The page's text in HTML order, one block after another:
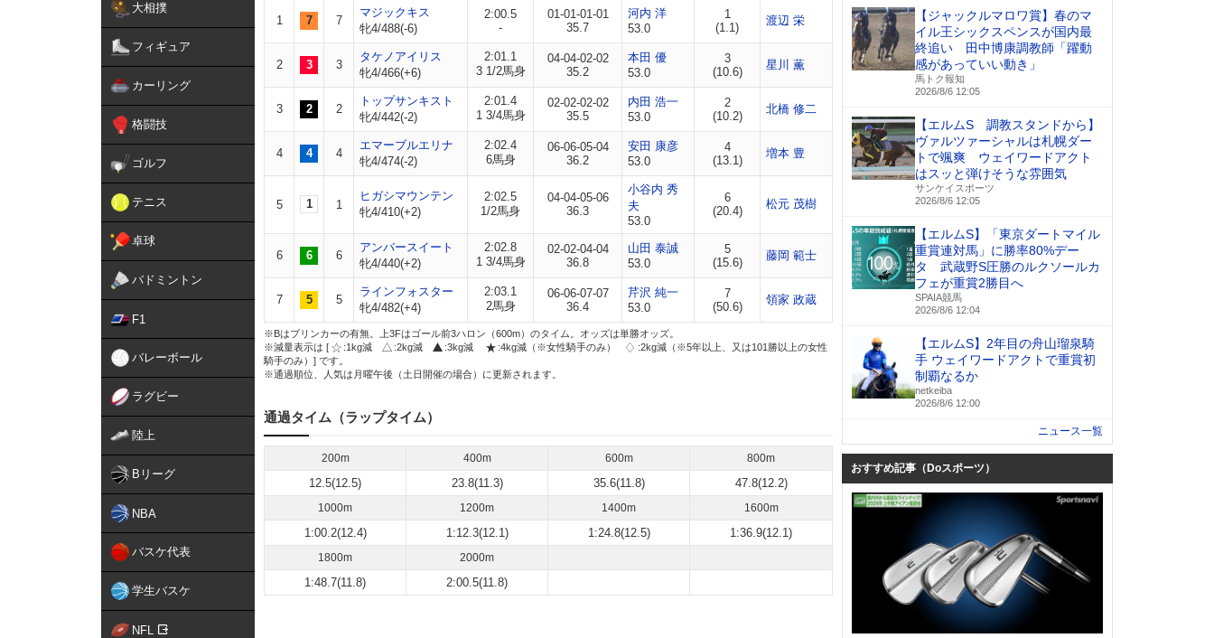
大相撲
フィギュア
カーリング
格闘技
ゴルフ
テニス
卓球
バドミントン
F1
バレーボール
ラグビー
陸上
Bリーグ
NBA
バスケ代表
学生バスケ
NFL
1 7 7
マジックキス
牝4/488(-6)
2:00.5
-
01-01-01-01
35.7
河内 洋
53.0
1
(1.1)
渡辺 栄
2 3 3
タケノアイリス
牝4/466(+6)
2:01.1
3 1/2馬身
04-04-02-02
35.2
本田 優
53.0
3
(10.6)
星川 薫
3 2 2
トップサンキスト
牝4/442(-2)
2:01.4
1 3/4馬身
02-02-02-02
35.5
内田 浩一
53.0
2
(10.2)
北橋 修二
4 4 4
エマーブルエリナ
牝4/474(-2)
2:02.4
6馬身
06-06-05-04
36.2
安田 康彦
53.0
4
(13.1)
増本 豊
5 1 1
ヒガシマウンテン
牝4/410(+2)
2:02.5
1/2馬身
04-04-05-06
36.3
小谷内 秀
夫
53.0
6
(20.4)
松元 茂樹
6 6 6
アンバースイート
牝4/440(+2)
2:02.8
1 3/4馬身
02-02-04-04
36.8
山田 泰誠
53.0
5
(15.6)
藤岡 範士
7 5 5
ラインフォスター
牝4/482(+4)
2:03.1
2馬身
06-06-07-07
36.4
芹沢 純一
53.0
7
(50.6)
領家 政蔵
※Bはブリンカーの有無。上3Fはゴール前3ハロン（600m）のタイム。オッズは単勝オッズ。
※減量表示は [
:1kg減 :2kg減 :3kg減 :4kg減（※女性騎手のみ）
:2kg減（※5年以上、又は101勝以上の女性
騎手のみ）] です。
※通過順位、人気は月曜午後（土日開催の場合）に更新されます。
通過タイム（ラップタイム）
200m 400m 600m 800m
12.5(12.5) 23.8(11.3) 35.6(11.8) 47.8(12.2)
1000m 1200m 1400m 1600m
1:00.2(12.4) 1:12.3(12.1) 1:24.8(12.5) 1:36.9(12.1)
1800m 2000m
1:48.7(11.8) 2:00.5(11.8)
【ジャックルマロワ賞】春のマ
イル王シックスペンスが国内最
終追い 田中博康調教師「躍動
感があっていい動き」
馬トク報知
2026/8/6 12:05
【エルムS 調教スタンドから】
ヴァルツァーシャルは札幌ダー
トで颯爽 ウェイワードアクト
はスッと弾けそうな雰囲気
サンケイスポーツ
2026/8/6 12:05
【エルムS】「東京ダートマイル
重賞連対馬」に勝率80%デー
タ 武蔵野S圧勝のルクソールカ
フェが重賞2勝目へ
SPAIA競馬
2026/8/6 12:04
【エルムS】2年目の舟山瑠泉騎
手 ウェイワードアクトで重賞初
制覇なるか
netkeiba
2026/8/6 12:00
ニュース一覧
おすすめ記事（Doスポーツ）